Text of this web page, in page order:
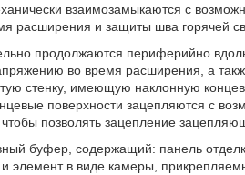
взаимозамыкаются с
расширения и защиты шва горячей
продолжаются периферийно
во время расширения, а
стенку, имеющую наклонную
поверхности зацепляются с
позволять зацепление
буфер, содержащий: панель
в виде камеры,